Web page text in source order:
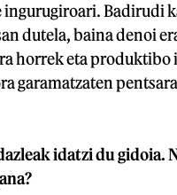
ingurugiroari. Badirudi
dutela, baina denoi
horrek eta produktibo
garamatzaten
idatzi du gidoia.